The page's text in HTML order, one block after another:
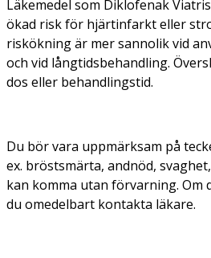
Läkemedel som Diklofenak
ökad risk för hjärtinfarkt eller
riskökning är mer sannolik vid
och vid långtidsbehandling.
dos eller behandlingstid.
Du bör vara uppmärksam på
ex. bröstsmärta, andnöd,
kan komma utan förvarning. Om
du omedelbart kontakta läkare.